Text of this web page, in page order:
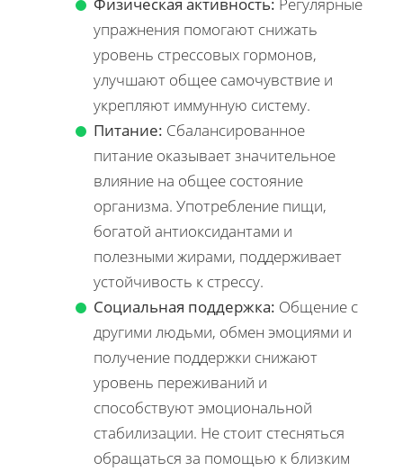
упражнения помогают снижать
уровень стрессовых гормонов,
улучшают общее самочувствие и
укрепляют иммунную систему.
Питание: Сбалансированное
питание оказывает значительное
влияние на общее состояние
организма. Употребление пищи,
богатой антиоксидантами и
полезными жирами, поддерживает
устойчивость к стрессу.
Социальная поддержка: Общение с
другими людьми, обмен эмоциями и
получение поддержки снижают
уровень переживаний и
способствуют эмоциональной
стабилизации. Не стоит стесняться
обращаться за помощью к близким